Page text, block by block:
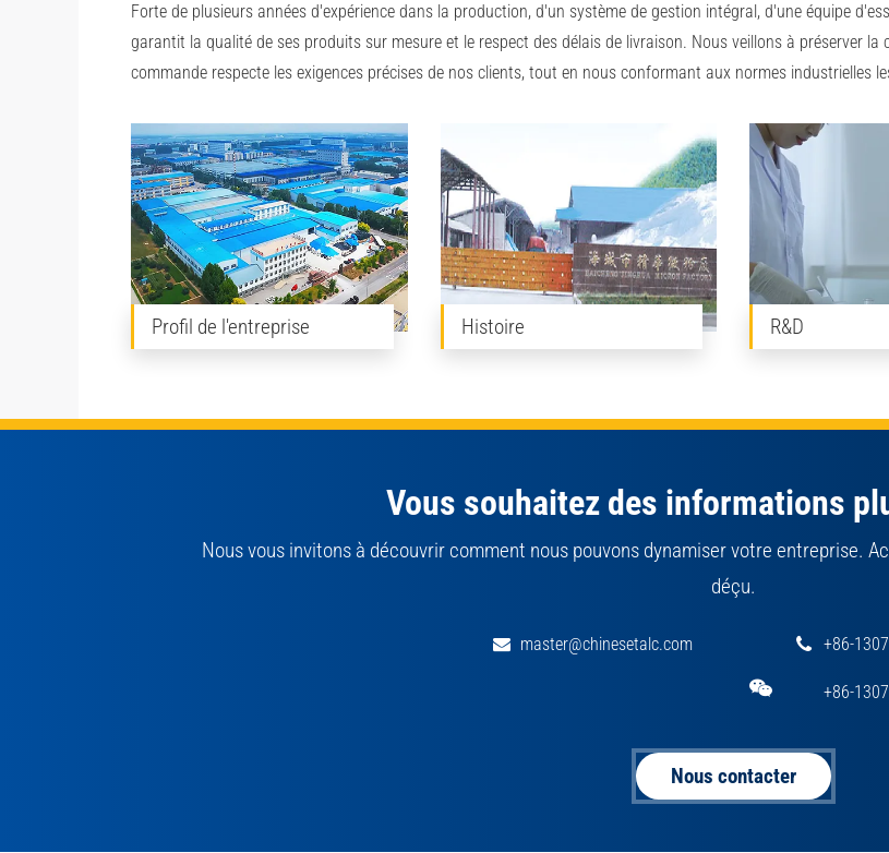
Forte de plusieurs années d'expérience dans la production, d'un système de gestion intégral, d'une équipe
garantit la qualité de ses produits sur mesure et le respect des délais de livraison. Nous veillons à préserver
commande respecte les exigences précises de nos clients, tout en nous conformant aux normes industrielles
Profil de l'entreprise Histoire R&D
Vous souhaitez des informations
Nous vous invitons à découvrir comment nous pouvons dynamiser votre entreprise.
déçu.
master@chinesetalc.com +86-
+86-
Nous contacter